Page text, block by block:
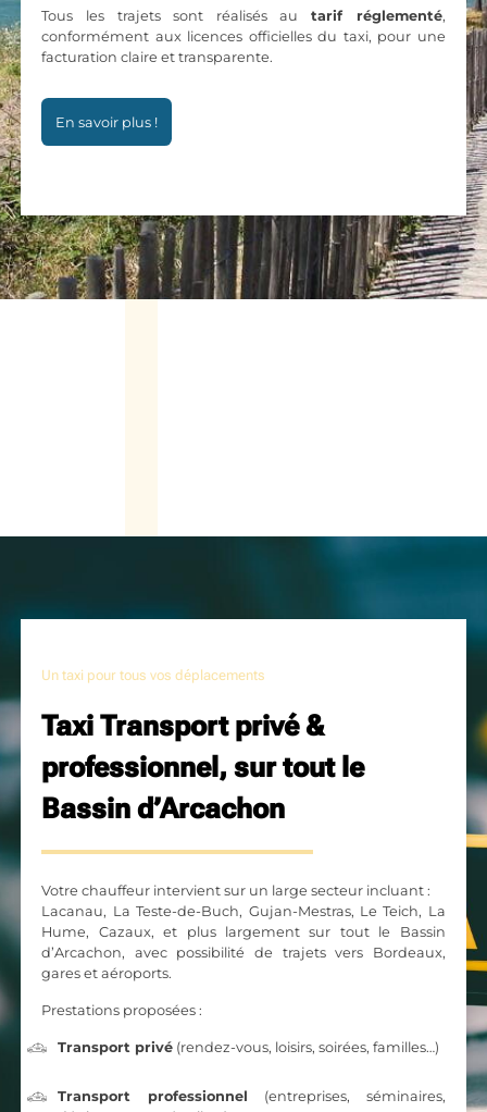
Tous les trajets sont réalisés autarif réglementé,
conformément aux licences officielles du taxi, pour une
facturation claire et transparente.
En savoir plus !
Un taxi pour tous vos déplacements
Taxi Transport privé &
professionnel, sur tout le
Bassin d’Arcachon
Votre chauffeur intervient sur un large secteur incluant :
Lacanau, La Teste-de-Buch, Gujan-Mestras, Le Teich, La
Hume, Cazaux, et plus largement sur tout le Bassin
d’Arcachon, avec possibilité de trajets vers Bordeaux,
gares et aéroports.
Prestations proposées :
Transport privé (rendez-vous, loisirs, soirées, familles…)
Transport professionnel (entreprises, séminaires,